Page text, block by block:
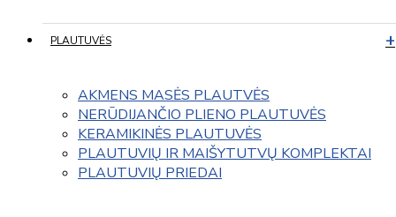
PLAUTUVĖS
AKMENS MASĖS PLAUTVĖS
NERŪDIJANČIO PLIENO PLAUTUVĖS
KERAMIKINĖS PLAUTUVĖS
PLAUTUVIŲ IR MAIŠYTUTVŲ KOMPLEKTAI
PLAUTUVIŲ PRIEDAI